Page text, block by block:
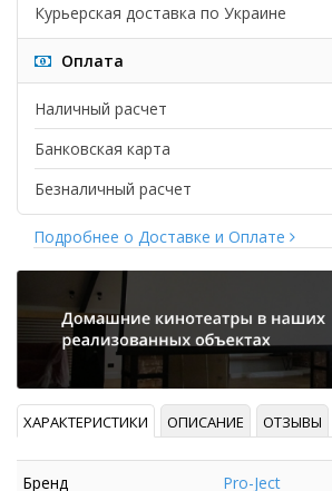
Курьерская доставка по Украине
Оплата
Наличный расчет
Банковская карта
Безналичный расчет
Подробнее о Доставке и Оплате
ХАРАКТЕРИСТИКИ ОПИСАНИЕ ОТЗЫВЫ
Бренд Pro-Ject